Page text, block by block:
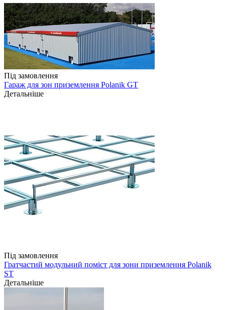
Під замовлення
Гараж для зон приземлення Polanik GT
Детальніше
Під замовлення
Гратчастий модульний поміст для зони приземлення Polanik
ST
Детальніше